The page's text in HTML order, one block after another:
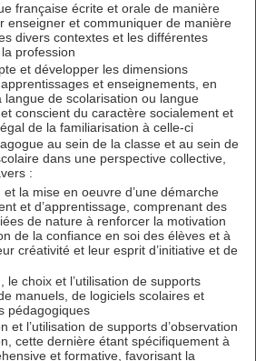
française écrite et orale de manière
enseigner et communiquer de manière
divers contextes et les différentes
profession
et développer les dimensions
et enseignements, en
langue de scolarisation ou langue
conscient du caractère socialement et
de la familiarisation à celle-ci
au sein de la classe et au sein de
dans une perspective collective,
:
et la mise en oeuvre d’une démarche
et d’apprentissage, comprenant des
de nature à renforcer la motivation
de la confiance en soi des élèves et à
créativité et leur esprit d’initiative et de
le choix et l’utilisation de supports
manuels, de logiciels scolaires et
pédagogiques
et l’utilisation de supports d’observation
cette dernière étant spécifiquement à
et formative, favorisant la